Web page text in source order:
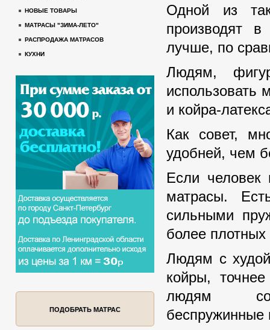
Одной из
производят в
лучше, по
Людям,
использовать
и койра-
Как совет,
удобней, чем
Если человек
матрасы.
сильными
более
Людям с
койры,
людям
беспружинные
НОВЫЕ ТОВАРЫ
МАТРАСЫ "ЗИМА-ЛЕТО"
РАСПРОДАЖА МАТРАСОВ
КУХНИ
ПОДОБРАТЬ МАТРАС